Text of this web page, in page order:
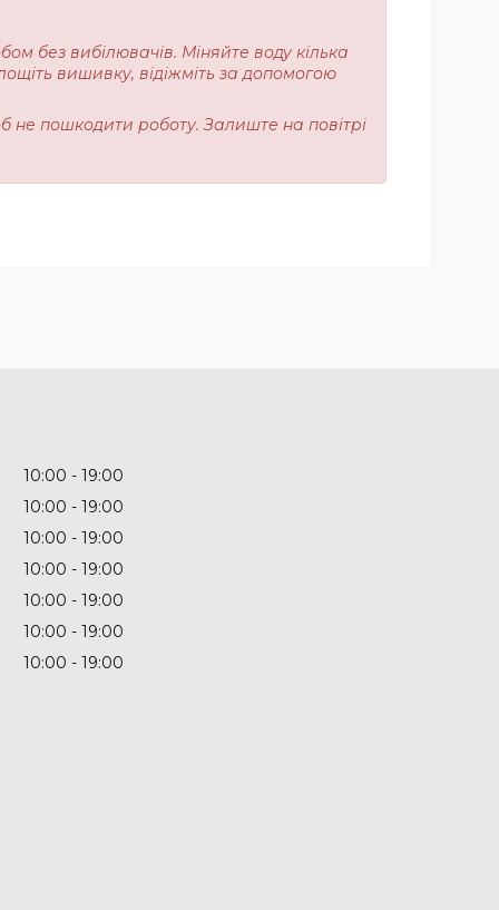
без вибілювачів. Міняйте воду кілька
вишивку, відіжміть за допомогою
не пошкодити роботу. Залиште на повітрі
10:00
19:00
10:00
19:00
10:00
19:00
10:00
19:00
10:00
19:00
10:00
19:00
10:00 19:00